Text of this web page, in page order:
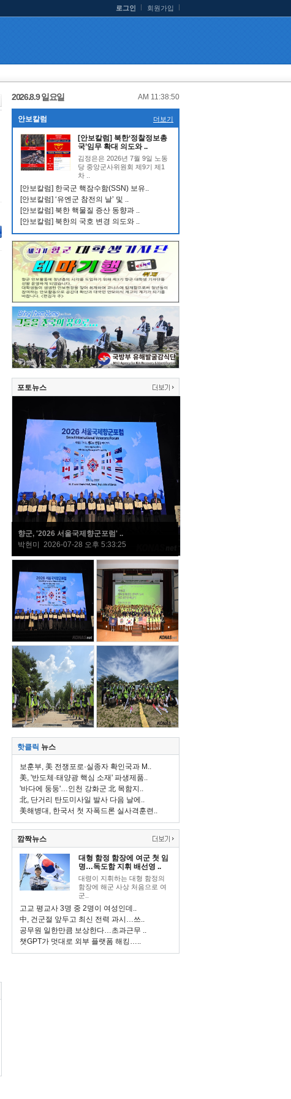
로그인 회원가입
2026.8.9 일요일 AM 11:38:50
안보칼럼 더보기
[안보칼럼] 북한‘정찰정보총
국’임무 확대 의도와 ..
김정은은 2026년 7월 9일 노동
당 중앙군사위원회 제9기 제1
차 ..
[안보칼럼] 한국군 핵잠수함(SSN) 보유..
[안보칼럼] ‘유엔군 참전의 날’ 및 ..
[안보칼럼] 북한 핵물질 증산 동향과 ..
[안보칼럼] 북한의 국호 변경 의도와 ..
포토뉴스
향군, '2026 서울국제향군포럼' ..
박현미 2026-07-28 오후 5:33:25
핫클릭 뉴스
보훈부, 美 전쟁포로·실종자 확인국과 M..
美, '반도체·태양광 핵심 소재' 파생제품..
'바다에 둥둥'…인천 강화군 北 목함지..
北, 단거리 탄도미사일 발사 다음 날에..
美해병대, 한국서 첫 자폭드론 실사격훈련..
깜짝뉴스
대형 함정 함장에 여군 첫 임
명…독도함 지휘 배선영 ..
대령이 지휘하는 대형 함정의
함장에 해군 사상 처음으로 여
군..
고교 평교사 3명 중 2명이 여성인데..
中, 건군절 앞두고 최신 전력 과시…쓰..
공무원 일한만큼 보상한다…초과근무 ..
챗GPT가 멋대로 외부 플랫폼 해킹…..